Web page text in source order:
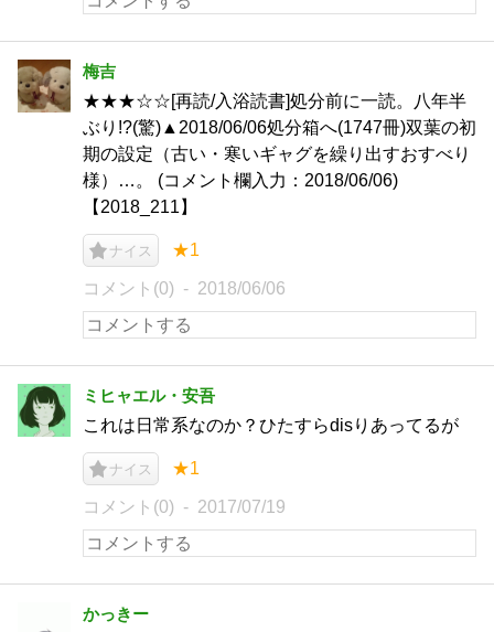
梅吉
★★★☆☆[再読/入浴読書]処分前に一読。八年半
ぶり!?(驚)▲2018/06/06処分箱へ(1747冊)双葉の初
期の設定（古い・寒いギャグを繰り出すおすべり
様）…。 (コメント欄入力：2018/06/06)
【2018_211】
ナイス ★1
コメント(0) 2018/06/06
ミヒャエル・安吾
これは日常系なのか？ひたすらdisりあってるが
ナイス ★1
コメント(0) 2017/07/19
かっきー